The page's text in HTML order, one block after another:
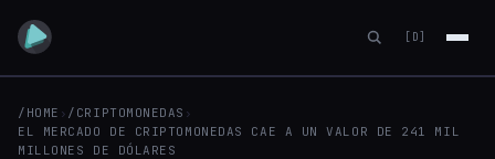
[D]
/HOME › /CRIPTOMONEDAS ›
EL MERCADO DE CRIPTOMONEDAS CAE A UN VALOR DE 241 MIL
MILLONES DE DÓLARES